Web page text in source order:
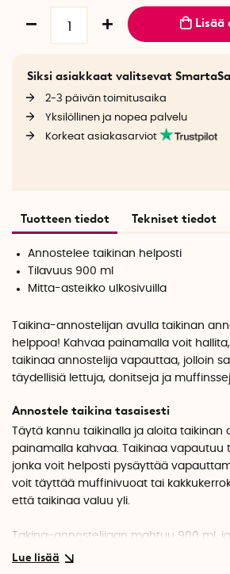
Lisää
Siksi asiakkaat valitsevat
2-3 päivän toimitusaika
Yksilöllinen ja nopea palvelu
Korkeat asiakasarviot
Tuotteen tiedot Tekniset tiedot
Annostelee taikinan helposti
Tilavuus 900 ml
Mitta-asteikko ulkosivuilla
Taikina-annostelijan avulla taikinan
helppoa! Kahvaa painamalla voit
taikinaa annostelija vapauttaa, jolloin
täydellisiä lettuja, donitseja ja
Annostele taikina tasaisesti
Täytä kannu taikinalla ja aloita taikinan
painamalla kahvaa. Taikinaa vapautuu
jonka voit helposti pysäyttää
voit täyttää muffinivuoat tai
että taikinaa valuu yli.
Takina-annostelijaan mahtuu 900 ml,
helposti luettavat mitta-asteikot.